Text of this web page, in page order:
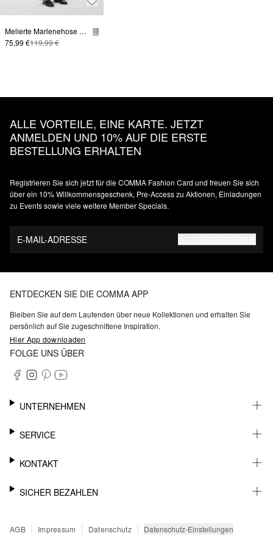
Melierte Marlenehose mit Bügelfalten
75,99 €119,99 €
ALLE VORTEILE, EINE KARTE. JETZT
ANMELDEN UND 10% AUF DIE ERSTE
BESTELLUNG ERHALTEN
Registrieren Sie sich jetzt für die COMMA Fashion Card und freuen Sie sich
über ein 10% Willkommensgeschenk, Pre-Access zu Aktionen, Einladungen
zu Events sowie viele weitere Member Specials.
E-MAIL-ADRESSE
ENTDECKEN SIE DIE COMMA APP
Bleiben Sie auf dem Laufenden über neue Kollektionen und erhalten Sie
persönlich auf Sie zugeschnittene Inspiration.
Hier App downloaden
FOLGE UNS ÜBER
UNTERNEHMEN
KARRIERE
BARRIEREFREIHEIT
SERVICE
WHATSAPP
MEIN KONTO
SENDUNGSVERFOLGUNG
KONTAKT
SUPPORT
SICHER BEZAHLEN
PAYPAL
AGB | Impressum | Datenschutz | Datenschutz-Einstellungen